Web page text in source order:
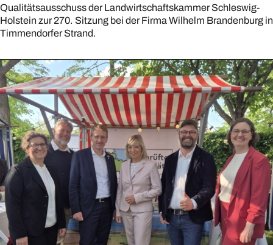
Qualitätsausschuss der Landwirtschaftskammer Schleswig-
Holstein zur 270. Sitzung bei der Firma Wilhelm Brandenburg in
Timmendorfer Strand.